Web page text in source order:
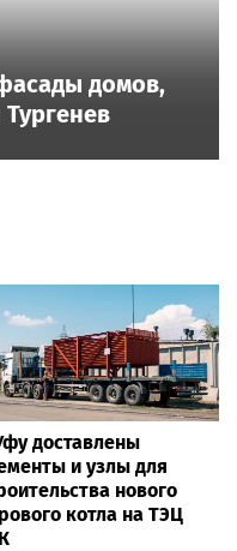
домов,
доставлены
и узлы для
нового
котла на ТЭЦ